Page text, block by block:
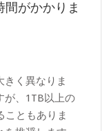
がかかりま
きく異なりま
が、1TB以上の
こともありま